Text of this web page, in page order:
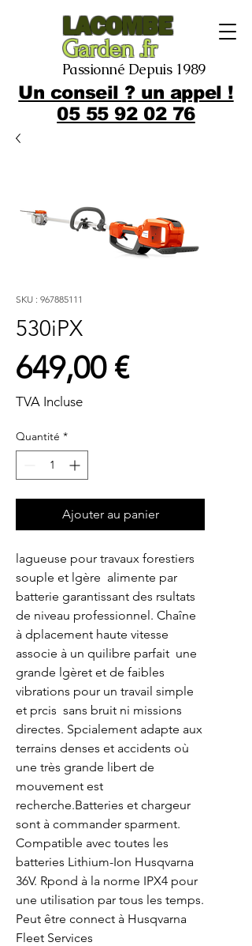
LACOMBE
Garden .fr
Passionné Depuis 1989
Un conseil ? un appel !
05 55 92 02 76
SKU : 967885111
530iPX
649,00 €Prix
TVA Incluse
Quantité *
Ajouter au panier
lagueuse pour travaux forestiers
souple et lgère  alimente par
batterie garantissant des rsultats
de niveau professionnel. Chaîne
à dplacement haute vitesse
associe à un quilibre parfait  une
grande lgèret et de faibles
vibrations pour un travail simple
et prcis  sans bruit ni missions
directes. Spcialement adapte aux
terrains denses et accidents où
une très grande libert de
mouvement est
recherche.Batteries et chargeur
sont à commander sparment.
Compatible avec toutes les
batteries Lithium-Ion Husqvarna
36V. Rpond à la norme IPX4 pour
une utilisation par tous les temps.
Peut être connect à Husqvarna
Fleet Services